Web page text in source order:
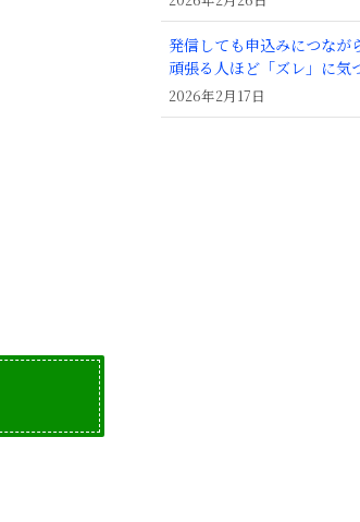
発信しても申込みにつなが
頑張る人ほど「ズレ」に気
2026年2月17日